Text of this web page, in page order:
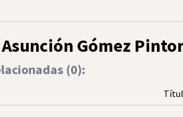
Gómez
(0):